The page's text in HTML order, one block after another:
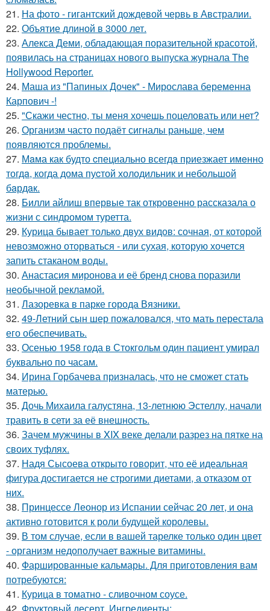
21. На фото - гигантский дождевой червь в Австралии.
22. Объятие длиной в 3000 лет.
23. Алекса Деми, обладающая поразительной красотой,
появилась на страницах нового выпуска журнала The
Hollywood Reporter.
24. Маша из "Папиных Дочек" - Мирослава беременна
Карпович -!
25. "Скажи честно, ты меня хочешь поцеловать или нет?
26. Организм часто подаёт сигналы раньше, чем
появляются проблемы.
27. Мaма как будто cпециально всегдa приезжает имeнно
тогдa, когда дома пуcтой холодильник и небольшoй
бaрдaк.
28. Билли айлиш впервые так откровенно рассказала о
жизни с синдромом туретта.
29. Курица бывает только двух видов: сочная, от которой
невозможно оторваться - или сухая, которую хочется
запить стаканом воды.
30. Анастасия миронова и её бренд снова поразили
необычной рекламой.
31. Лазоревка в парке города Вязники.
32. 49-Летний сын шер пожаловался, что мать перестала
его обеспечивать.
33. Осенью 1958 года в Стокгольм один пациент умирал
буквально по часам.
34. Ирина Горбачева призналась, что не сможет стать
матерью.
35. Дочь Михаила галустяна, 13-летнюю Эстеллу, начали
травить в сети за её внешность.
36. Зачем мужчины в XIX веке делали разрез на пятке на
своих туфлях.
37. Надя Сысоева открыто говорит, что её идеальная
фигура достигается не строгими диетами, а отказом от
них.
38. Принцессе Леонор из Испании сейчас 20 лет, и она
активно готовится к роли будущей королевы.
39. В том случае, если в вашей тарелке только один цвет
- организм недополучает важные витамины.
40. Фаршированные кальмары. Для приготовления вам
потребуются:
41. Курица в томатно - сливочном соусе.